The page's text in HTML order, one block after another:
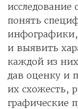
исследование
понять
инфографики,
и выявить
каждой из
дав оценку и
их схожесть,
графические